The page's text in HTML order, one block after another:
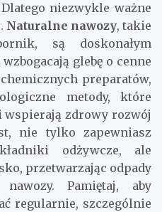
niezwykle ważne
Naturalne nawozy, takie
są doskonałym
glebę o cenne
preparatów,
metody, które
wspierają zdrowy rozwój
nie tylko zapewniasz
odżywcze, ale
przetwarzając odpady
Pamiętaj, aby
regularnie, szczególnie